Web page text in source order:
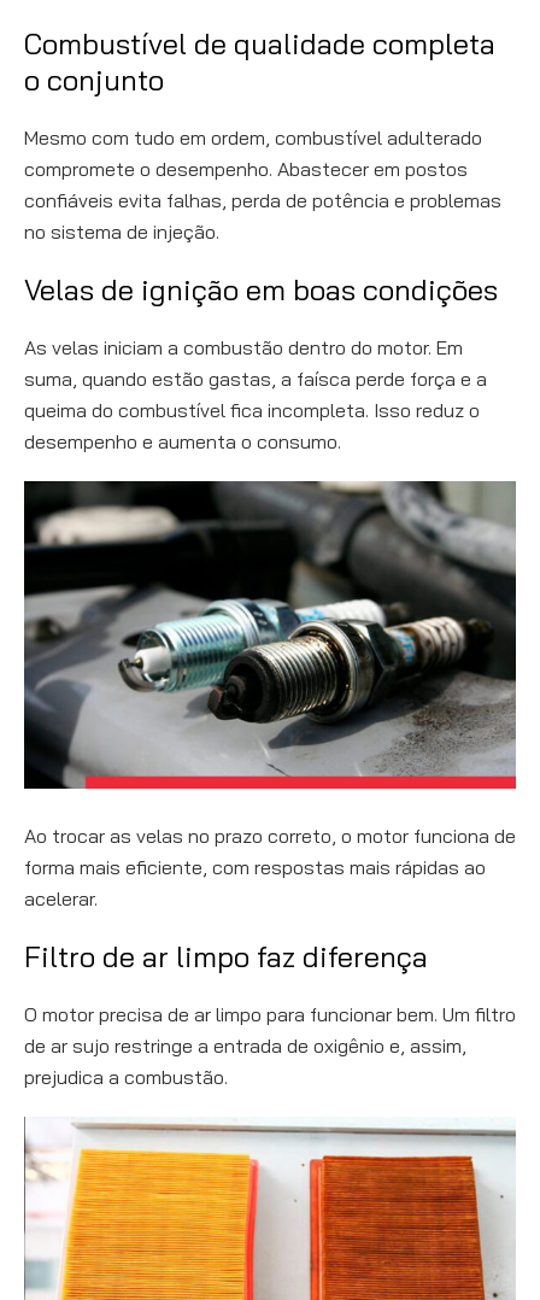
Combustível de qualidade completa
o conjunto
Mesmo com tudo em ordem, combustível adulterado
compromete o desempenho. Abastecer em postos
confiáveis evita falhas, perda de potência e problemas
no sistema de injeção.
Velas de ignição em boas condições
As velas iniciam a combustão dentro do motor. Em
suma, quando estão gastas, a faísca perde força e a
queima do combustível fica incompleta. Isso reduz o
desempenho e aumenta o consumo.
Ao trocar as velas no prazo correto, o motor funciona de
forma mais eficiente, com respostas mais rápidas ao
acelerar.
Filtro de ar limpo faz diferença
O motor precisa de ar limpo para funcionar bem. Um filtro
de ar sujo restringe a entrada de oxigênio e, assim,
prejudica a combustão.